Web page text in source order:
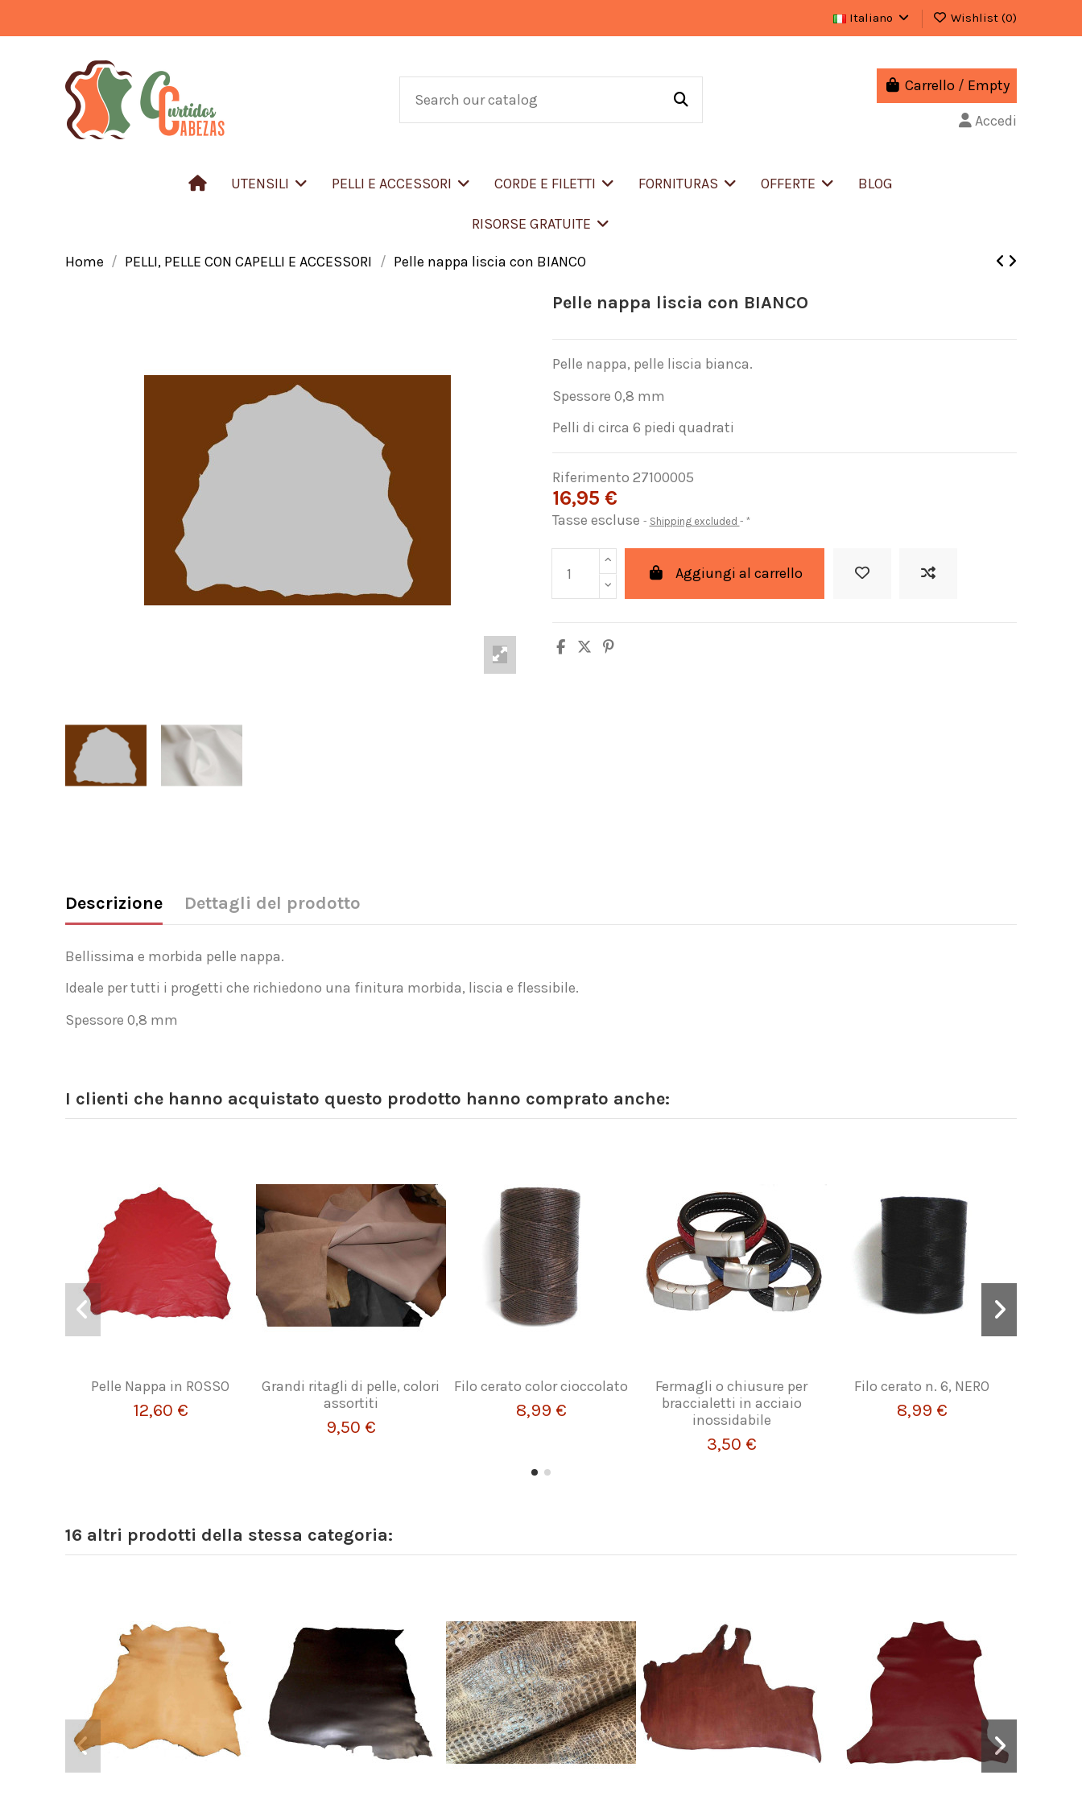
Italiano Wishlist (0)
Carrello / Empty
Accedi
UTENSILI PELLI E ACCESSORI CORDE E FILETTI FORNITURAS OFFERTE BLOG
RISORSE GRATUITE
Home PELLI, PELLE CON CAPELLI E ACCESSORI Pelle nappa liscia con BIANCO
Pelle nappa liscia con BIANCO
Pelle nappa, pelle liscia bianca.
Spessore 0,8 mm
Pelli di circa 6 piedi quadrati
Riferimento 27100005
16,95 €
Tasse escluse Shipping excluded *
Aggiungi al carrello
Descrizione Dettagli del prodotto
Bellissima e morbida pelle nappa.
Ideale per tutti i progetti che richiedono una finitura morbida, liscia e flessibile.
Spessore 0,8 mm
I clienti che hanno acquistato questo prodotto hanno comprato anche:
Pelle Nappa in ROSSO
12,60 €
Grandi ritagli di pelle, colori
assortiti
9,50 €
Filo cerato color cioccolato
8,99 €
Fermagli o chiusure per
braccialetti in acciaio
inossidabile
3,50 €
Filo cerato n. 6, NERO
8,99 €
16 altri prodotti della stessa categoria: